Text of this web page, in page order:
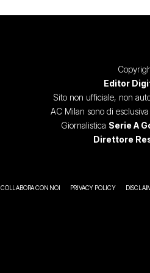
Editor
Sito non ufficiale, non
AC Milan sono di
Giornalistica Serie A
Direttore
COLLABORA CON NOI PRIVACY POLICY